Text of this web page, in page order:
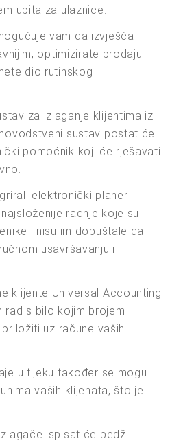
upita za ulaznice.
vam da izvješća
optimizirate prodaju
dio rutinskog
za izlaganje klijentima iz
sustav postat će
pomoćnik koji će rješavati
elektronički planer
radnje koje su
i nisu im dopuštale da
usavršavanju i
klijente Universal Accounting
rad s bilo kojim brojem
uz račune vaših
u tijeku također se mogu
vaših klijenata, što je
ispisat će bedž